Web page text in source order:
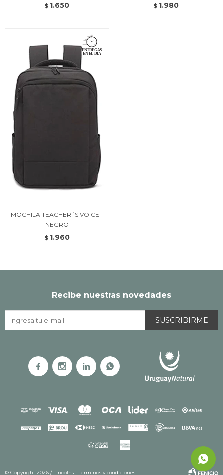
$ 1.650 $ 1.980
MOCHILA TEACHER´S VOICE -
NEGRO
$ 1.960
Recibe nuestras novedades
SUSCRIBIRME
   
© Copyright 2026 / Lincolns Términos y condiciones